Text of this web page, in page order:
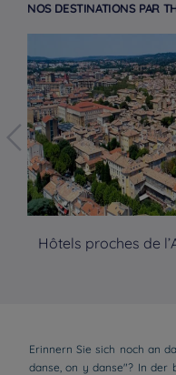
NOS DESTINATIONS PAR
Hôtels proches de
Erinnern Sie sich noch an
danse, on y danse"? In der